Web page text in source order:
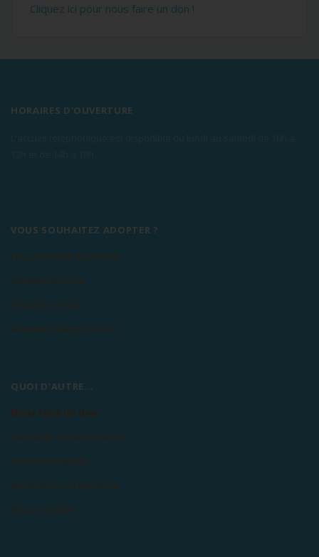
Cliquez ici pour nous faire un don !
HORAIRES D'OUVERTURE
VOUS SOUHAITEZ ADOPTER ?
Les conditions d'adoption
Adopter un chien
Adopter un chat
Adopter un lapin ou N.A.C
QUOI D'AUTRE...
Nous faire un don
L'actualité de l'association
Devenir bénévole
Découvrez nos mécènes
Nous contacter